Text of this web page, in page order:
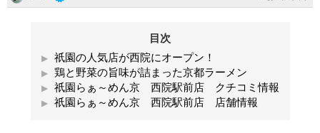
目次
祇園の人気店が西院にオープン！
鶏と野菜の旨味が詰まった京都ラーメン
祇園らぁ～めん京 西院駅前店 クチコミ情報
祇園らぁ～めん京 西院駅前店 店舗情報